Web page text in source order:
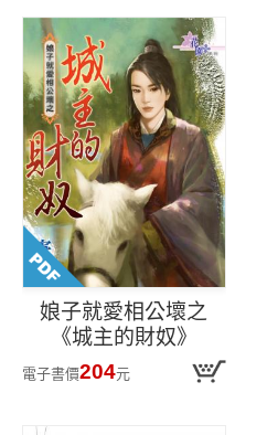
娘子就愛相公壞之
《城主的財奴》
電子書價204元